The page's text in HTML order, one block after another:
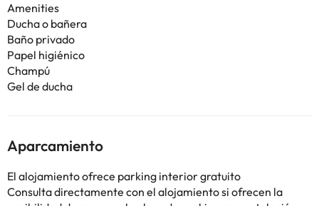
Amenities
Ducha o bañera
Baño privado
Papel higiénico
Champú
Gel de ducha
Aparcamiento
El alojamiento ofrece parking interior gratuito
Consulta directamente con el alojamiento si ofrecen la